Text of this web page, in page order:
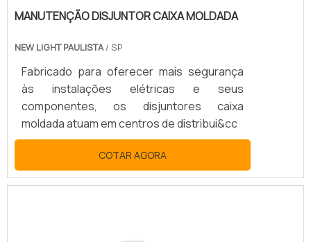
MANUTENÇÃO DISJUNTOR CAIXA MOLDADA
NEW LIGHT PAULISTA/ SP
Fabricado para oferecer mais segurança
às instalações elétricas e seus
componentes, os disjuntores caixa
moldada atuam em centros de distribui&cc
COTAR AGORA